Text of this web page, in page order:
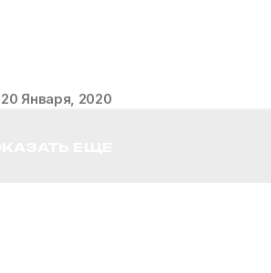
20 Января, 2020